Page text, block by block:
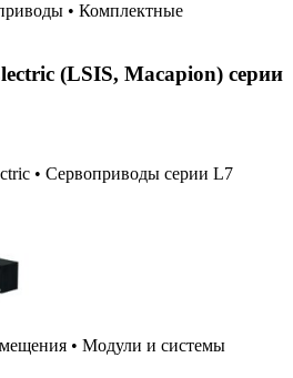
• Комплектные
(LSIS, Macapion) серии
• Сервоприводы серии L7
• Модули и системы